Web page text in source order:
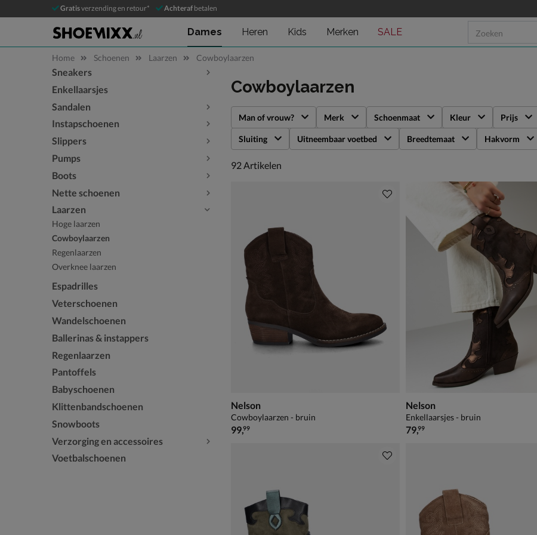
Gratisverzending en retour* Achteraf betalen
Dames Heren Kids Merken SALE
Home Schoenen Laarzen Cowboylaarzen
Sla categorieën over
Sneakers
Enkellaarsjes
Sandalen
Instapschoenen
Slippers
Pumps
Boots
Nette schoenen
Laarzen
Hoge laarzen
Cowboylaarzen
Regenlaarzen
Overknee laarzen
Espadrilles
Veterschoenen
Wandelschoenen
Ballerinas & instappers
Regenlaarzen
Pantoffels
Babyschoenen
Klittenbandschoenen
Snowboots
Verzorging en accessoires
Voetbalschoenen
Cowboylaarzen
Man of vrouw? Merk Schoenmaat Kleur Prijs
Sluiting Uitneembaar voetbed Breedtemaat Hakvorm
92 artikelen
92Artikelen
Nelson
Cowboylaarzen - bruin
€ 99,99
99,99
Nelson
Enkellaarsjes - bruin
€ 79,99
79,99